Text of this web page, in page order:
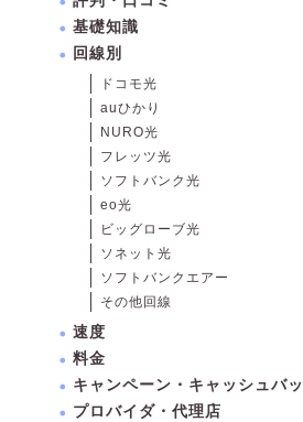
基礎知識
回線別
ドコモ光
auひかり
NURO光
フレッツ光
ソフトバンク光
eo光
ビッグローブ光
ソネット光
ソフトバンクエアー
その他回線
速度
料金
キャンペーン・キャッシュバ
プロバイダ・代理店